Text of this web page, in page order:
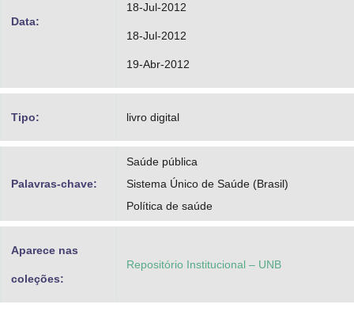
Data:
18-Jul-2012
18-Jul-2012
19-Abr-2012
Tipo: livro digital
Palavras-chave:
Saúde pública
Sistema Único de Saúde (Brasil)
Política de saúde
Aparece nas
coleções:
Repositório Institucional – UNB